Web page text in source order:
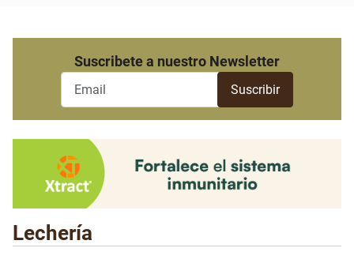
Suscribete a nuestro Newsletter
Lechería